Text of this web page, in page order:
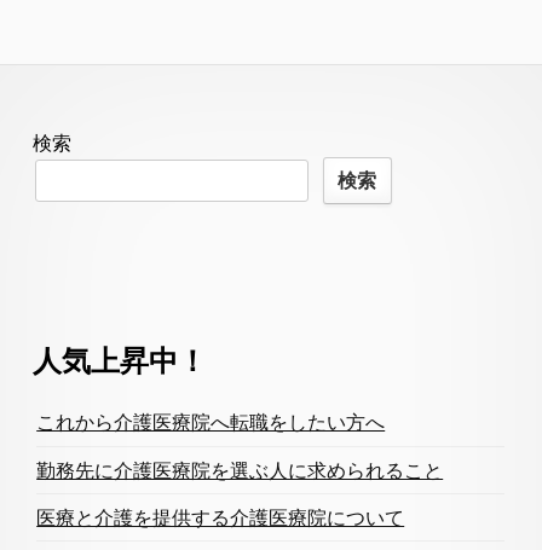
Footer
Content
検索
検索
人気上昇中！
これから介護医療院へ転職をしたい方へ
勤務先に介護医療院を選ぶ人に求められること
医療と介護を提供する介護医療院について